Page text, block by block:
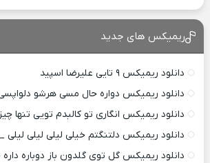
ریمیکس های جدید
دانلود ریمیکس ۹ تایی علیرضا اسپید
دانلود ریمیکس دواره حال مسی هرشو
دانلود ریمیکس انگاری تو کالبدم تویی تنها
دانلود ریمیکس دلتنگتم خیلی لیلی لیلی
دانلود ریمیکس گل توی گلدون باز دوباره